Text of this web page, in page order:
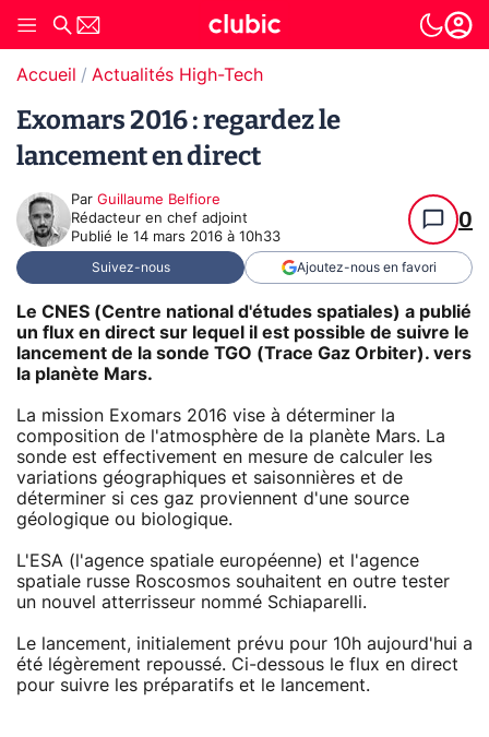
Accueil Actualités High-Tech
Exomars 2016 : regardez le
lancement en direct
Par Guillaume Belfiore
Rédacteur en chef adjoint
Publié le 14 mars 2016 à 10h33
0
Suivez-nous Ajoutez-nous en favori
Le CNES (Centre national d'études spatiales) a publié
un flux en direct sur lequel il est possible de suivre le
lancement de la sonde TGO (Trace Gaz Orbiter). vers
la planète Mars.
La mission Exomars 2016 vise à déterminer la
composition de l'atmosphère de la planète Mars. La
sonde est effectivement en mesure de calculer les
variations géographiques et saisonnières et de
déterminer si ces gaz proviennent d'une source
géologique ou biologique.
L'ESA (l'agence spatiale européenne) et l'agence
spatiale russe Roscosmos souhaitent en outre tester
un nouvel atterrisseur nommé Schiaparelli.
Le lancement, initialement prévu pour 10h aujourd'hui a
été légèrement repoussé. Ci-dessous le flux en direct
pour suivre les préparatifs et le lancement.